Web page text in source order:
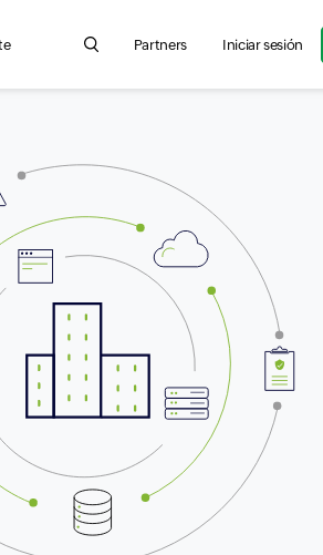
Search for product
Partners Iniciar sesión